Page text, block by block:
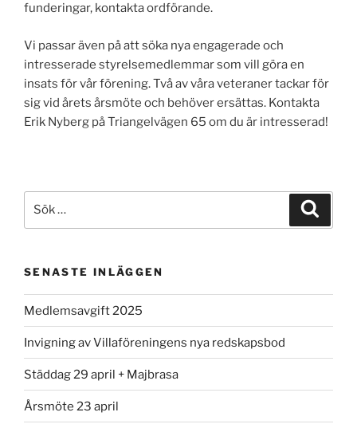
funderingar, kontakta ordförande.
Vi passar även på att söka nya engagerade och
intresserade styrelsemedlemmar som vill göra en
insats för vår förening. Två av våra veteraner tackar för
sig vid årets årsmöte och behöver ersättas. Kontakta
Erik Nyberg på Triangelvägen 65 om du är intresserad!
efter:
SENASTE INLÄGGEN
Medlemsavgift 2025
Invigning av Villaföreningens nya redskapsbod
Städdag 29 april + Majbrasa
Årsmöte 23 april